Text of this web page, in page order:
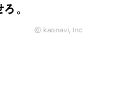
。
© kaonavi, Inc